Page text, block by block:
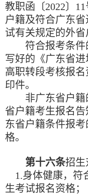
教职函〔2022〕 11
户籍及符合广东
试有关规定的外省
符合报考条
写好的《广东省
高职转段考核报
印件。
非广东省户
省户籍考生报名
东省户籍条件报
格。
第十六条招生
1.身体健康，符
生考试报名资格；